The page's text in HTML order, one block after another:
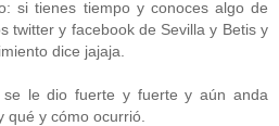
si tienes tiempo y conoces algo de
twitter y facebook de Sevilla y Betis y
dice jajaja.
le dio fuerte y fuerte y aún anda
qué y cómo ocurrió.